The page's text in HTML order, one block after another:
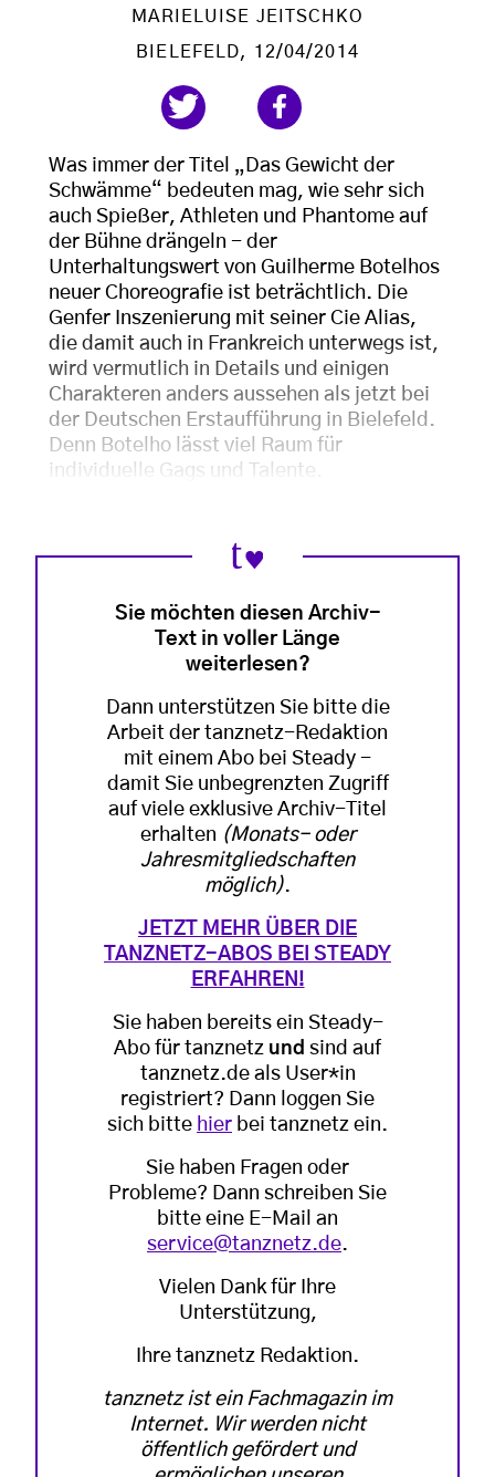
MARIELUISE JEITSCHKO
BIELEFELD, 12/04/2014
Was immer der Titel „Das Gewicht der
Schwämme“ bedeuten mag, wie sehr sich
auch Spießer, Athleten und Phantome auf
der Bühne drängeln - der
Unterhaltungswert von Guilherme Botelhos
neuer Choreografie ist beträchtlich. Die
Genfer Inszenierung mit seiner Cie Alias,
die damit auch in Frankreich unterwegs ist,
wird vermutlich in Details und einigen
Charakteren anders aussehen als jetzt bei
der Deutschen Erstaufführung in Bielefeld.
Denn Botelho lässt viel Raum für
individuelle Gags und Talente.
Sie möchten diesen Archiv-
Text in voller Länge
weiterlesen?
Dann unterstützen Sie bitte die
Arbeit der tanznetz-Redaktion
mit einem Abo bei Steady -
damit Sie unbegrenzten Zugriff
auf viele exklusive Archiv-Titel
erhalten (Monats- oder
Jahresmitgliedschaften
möglich).
JETZT MEHR ÜBER DIE
TANZNETZ-ABOS BEI STEADY
ERFAHREN!
Sie haben bereits ein Steady-
Abo für tanznetz und sind auf
tanznetz.de als User*in
registriert? Dann loggen Sie
sich bitte hier bei tanznetz ein.
Sie haben Fragen oder
Probleme? Dann schreiben Sie
bitte eine E-Mail an
service@tanznetz.de.
Vielen Dank für Ihre
Unterstützung,
Ihre tanznetz Redaktion.
tanznetz ist ein Fachmagazin im
Internet. Wir werden nicht
öffentlich gefördert und